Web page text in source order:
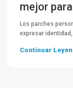
mejor
Los parches
expresar
Continuar